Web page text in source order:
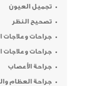
تجميل العيون
تصحيح النظر
جراحات وعلاجات
جراحات وعلاجات
جراحة الأعصاب
جراحة العظام